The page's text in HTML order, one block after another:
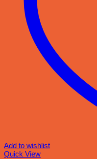
Add to wishlist
Quick View